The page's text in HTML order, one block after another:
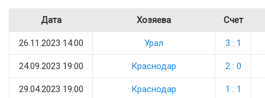
Дата Хозяева Счет
26.11.2023 14:00 Урал 3 : 1
24.09.2023 19:00 Краснодар 2 : 0
29.04.2023 19:00 Краснодар 1 : 1